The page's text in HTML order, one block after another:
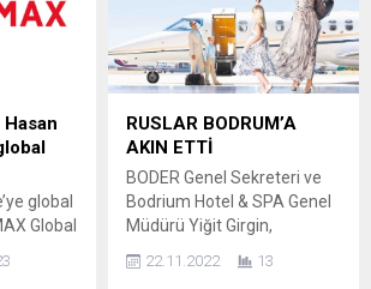
global
Global
olan
RUSLAR BODRUM’A
AKIN ETTİ
BODER Genel Sekreteri ve
Bodrium Hotel & SPA Genel
Müdürü Yiğit Girgin,
turistsayısının, bir önceki yıla
22.11.2022 13